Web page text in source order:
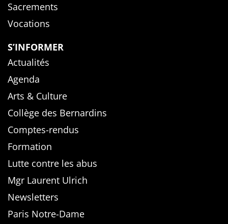
Sacrements
Vocations
S’INFORMER
Actualités
Agenda
Arts & Culture
Collège des Bernardins
Comptes-rendus
Formation
Lutte contre les abus
Mgr Laurent Ulrich
Newsletters
Paris Notre-Dame